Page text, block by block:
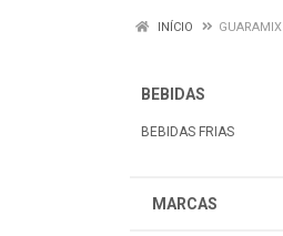
INÍCIO GUARAMIX
BEBIDAS
BEBIDAS FRIAS
MARCAS